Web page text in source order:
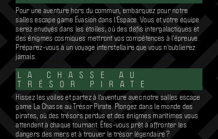
Pour une aventure hors du commun, embarquez pour notre
salles escape game Évasion dans l'Espace. Vous et votre équipe
serez envoyés dans les étoiles, où des défis intergalactiques et
des énigmes cosmiques mettront vos compétences à l'épreuve.
Préparez-vous à un voyage interstellaire que vous n'oublierez
jamais.
LA CHASSE AU
TRÉSOR PIRATE
Hissez les voiles et partez à l'aventure avec notre salles escape
game La Chasse au Trésor Pirate. Plongez dans le monde des
pirates, où des trésors perdus et des énigmes maritimes vous
attendent à chaque tournant. Êtes-vous prêt à affronter les
dangers des mers et à trouver le trésor légendaire ?